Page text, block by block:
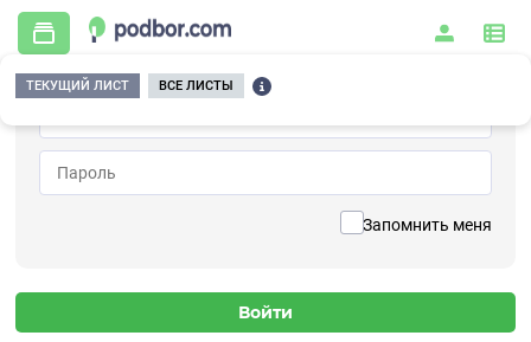
Запомнить меня
ТЕКУЩИЙ ЛИСТ ВСЕ ЛИСТЫ
Главная / Контрольно-измерительные приборы и автоматика / Датчики /
Динамического давления / 5C102TA-250-20
Датчик динамического давления